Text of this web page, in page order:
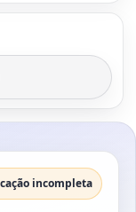
incompleta